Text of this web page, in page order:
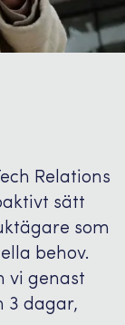
Relations
sätt
som
behov.
vi genast
3 dagar,